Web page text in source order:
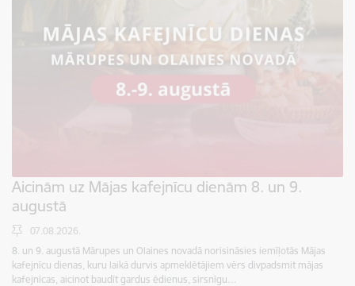
Aicinām uz Mājas kafejnīcu dienām 8. un 9.
augustā
07.08.2026.
8. un 9. augustā Mārupes un Olaines novadā norisināsies iemīļotās Mājas
kafejnīcu dienas, kuru laikā durvis apmeklētājiem vērs divpadsmit mājas
kafejnīcas, aicinot baudīt gardus ēdienus, sirsnīgu…